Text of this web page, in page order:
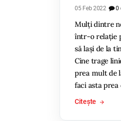
05 Feb 2022 0
Mulți dintre
într-o relație
să lași de la
Cine trage
prea mult de
faci asta prea
Citește